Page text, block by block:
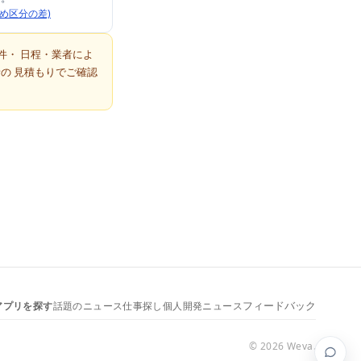
区分の差)
・ 日程・業者によ
見積もりでご確認
リを探す話題のニュース仕事探し個人開発ニュースフィードバック
©2026 Weva.